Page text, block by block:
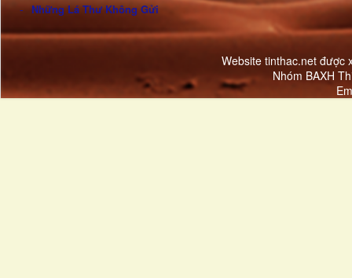
Những Lá Thư Không Gửi
Website tinthac.net được
Nhóm BAXH